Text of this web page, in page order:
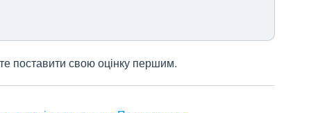
поставити свою оцінку першим.